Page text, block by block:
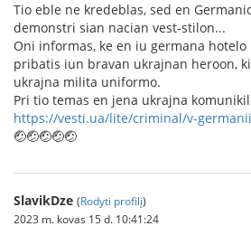
Tio eble ne kredeblas, sed en
demonstri sian nacian vest-stilon...
Oni informas, ke en iu germana hotelo
pribatis iun bravan ukrajnan heroon,
ukrajna milita uniformo.
Pri tio temas en jena ukrajna
https://vesti.ua/lite/criminal/v-
🤕🤕🤕🤕🤕
SlavikDze (Rodyti profilį)
2023 m. kovas 15 d. 10:41:24